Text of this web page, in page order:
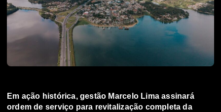
Em ação histórica, gestão Marcelo Lima assinará
ordem de serviço para revitalização completa da